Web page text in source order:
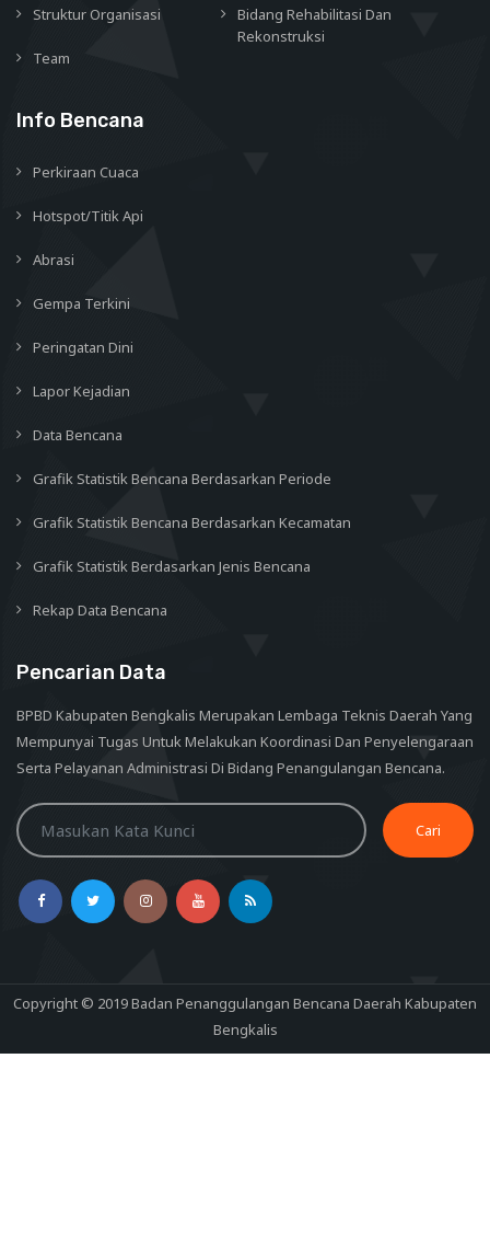
Struktur Organisasi
Team
Bidang Rehabilitasi Dan
Rekonstruksi
Info Bencana
Perkiraan Cuaca
Hotspot/Titik Api
Abrasi
Gempa Terkini
Peringatan Dini
Lapor Kejadian
Data Bencana
Grafik Statistik Bencana Berdasarkan Periode
Grafik Statistik Bencana Berdasarkan Kecamatan
Grafik Statistik Berdasarkan Jenis Bencana
Rekap Data Bencana
Pencarian Data
BPBD Kabupaten Bengkalis Merupakan Lembaga Teknis Daerah Yang
Mempunyai Tugas Untuk Melakukan Koordinasi Dan Penyelengaraan
Serta Pelayanan Administrasi Di Bidang Penangulangan Bencana.
Cari
Copyright © 2019 Badan Penanggulangan Bencana Daerah Kabupaten
Bengkalis